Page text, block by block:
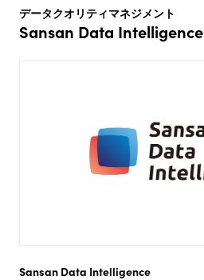
データクオリティマネジメント
Sansan Data Intelligence
Sansan Data Intelligence